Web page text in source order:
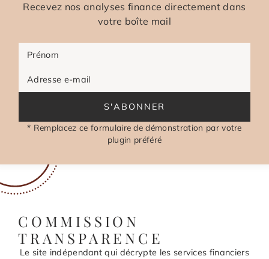
Recevez nos analyses finance directement dans
votre boîte mail
Prénom
Adresse e-mail
S'ABONNER
* Remplacez ce formulaire de démonstration par votre
plugin préféré
COMMISSION
TRANSPARENCE
Le site indépendant qui décrypte les services financiers